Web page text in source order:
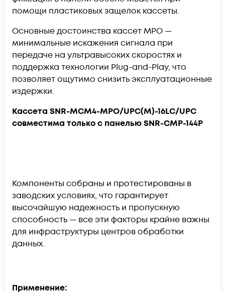
помощи пластиковых защелок кассеты.
Основные достоинства кассет MPO —
минимальные искажения сигнала при
передаче на ультравысоких скоростях и
поддержка технологии Plug-and-Play, что
позволяет ощутимо снизить эксплуатационные
издержки.
Кассета SNR-MCM4-MPO/UPC(M)-16LC/UPC
совместима только с панелью SNR-CMP-144P
Компоненты собраны и протестированы в
заводских условиях, что гарантирует
высочайшую надежность и пропускную
способность — все эти факторы крайне важны
для инфраструктуры центров обработки
данных.
Применение: